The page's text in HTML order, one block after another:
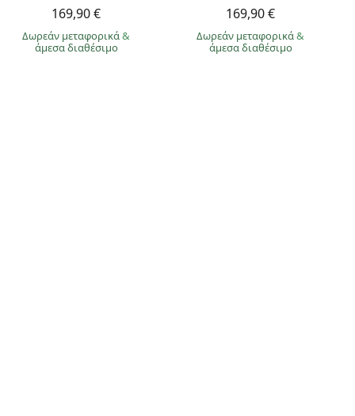
169,90 €
Δωρεάν μεταφορικά&
άμεσα διαθέσιμο
169,90 €
Δωρεάν μεταφορικά&
άμεσα διαθέσιμο